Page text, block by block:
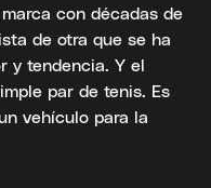
con décadas de
de otra que se ha
y tendencia. Y el
par de tenis. Es
vehículo para la